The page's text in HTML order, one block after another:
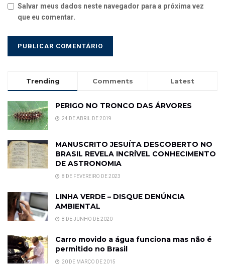
Salvar meus dados neste navegador para a próxima vez
que eu comentar.
Trending Comments Latest
PERIGO NO TRONCO DAS ÁRVORES
24 DE ABRIL DE 2019
MANUSCRITO JESUÍTA DESCOBERTO NO
BRASIL REVELA INCRÍVEL CONHECIMENTO
DE ASTRONOMIA
8 DE FEVEREIRO DE 2023
LINHA VERDE – DISQUE DENÚNCIA
AMBIENTAL
8 DE JUNHO DE 2020
Carro movido a água funciona mas não é
permitido no Brasil
20 DE MARÇO DE 2015